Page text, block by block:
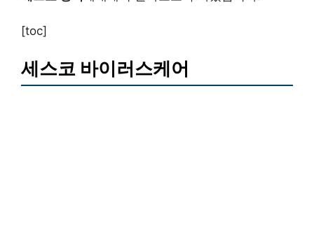
[toc]
세스코 바이러스케어